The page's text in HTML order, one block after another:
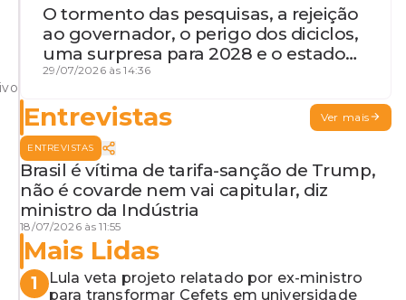
O tormento das pesquisas, a rejeição
ao governador, o perigo dos diciclos,
uma surpresa para 2028 e o estado
de terceira guerra mundial
29/07/2026 às 14:36
Entrevistas Ver mais
ENTREVISTAS
Brasil é vítima de tarifa-sanção de Trump,
não é covarde nem vai capitular, diz
ministro da Indústria
18/07/2026 às 11:55
Mais Lidas
1
Lula veta projeto relatado por ex-ministro
para transformar Cefets em universidade